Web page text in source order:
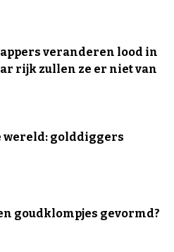
veranderen lood in
rijk zullen ze er niet van
wereld: golddiggers
goudklompjes gevormd?